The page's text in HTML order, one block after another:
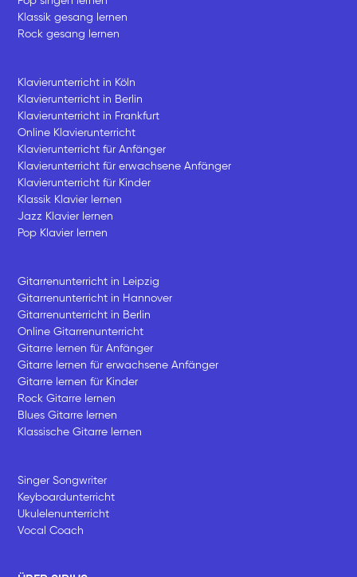
Klassik gesang lernen
Rock gesang lernen
Klavierunterricht in Köln
Klavierunterricht in Berlin
Klavierunterricht in Frankfurt
Online Klavierunterricht
Klavierunterricht für Anfänger
Klavierunterricht für erwachsene Anfänger
Klavierunterricht für Kinder
Klassik Klavier lernen
Jazz Klavier lernen
Pop Klavier lernen
Gitarrenunterricht in Leipzig
Gitarrenunterricht in Hannover
Gitarrenunterricht in Berlin
Online Gitarrenunterricht
Gitarre lernen für Anfänger
Gitarre lernen für erwachsene Anfänger
Gitarre lernen für Kinder
Rock Gitarre lernen
Blues Gitarre lernen
Klassische Gitarre lernen
Singer Songwriter
Keyboardunterricht
Ukulelenunterricht
Vocal Coach